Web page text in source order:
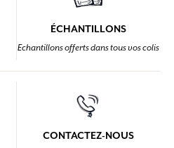
ÉCHANTILLONS
Echantillons offerts dans tous vos colis
CONTACTEZ-NOUS